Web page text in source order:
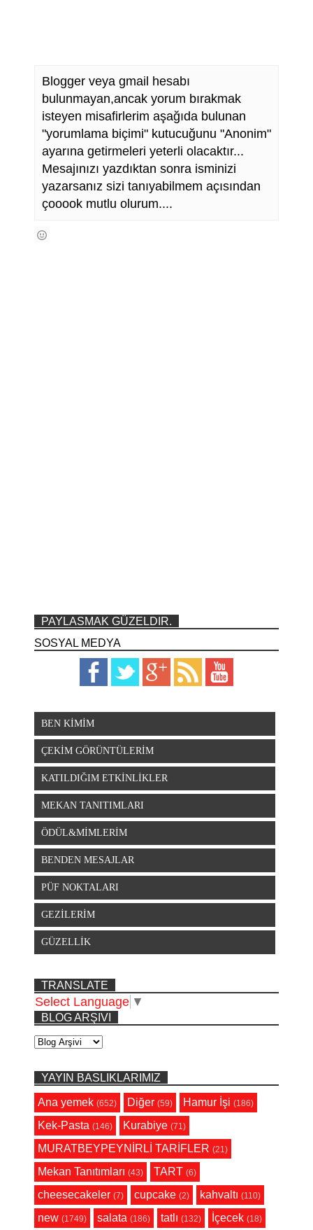
Blogger veya gmail hesabı
bulunmayan,ancak yorum bırakmak
isteyen misafirlerim aşağıda bulunan
"yorumlama biçimi" kutucuğunu "Anonim"
ayarına getirmeleri yeterli olacaktır...
Mesajınızı yazdıktan sonra isminizi
yazarsanız sizi tanıyabilmem açısından
çooook mutlu olurum....
PAYLASMAK GÜZELDIR.
SOSYAL MEDYA
BEN KİMİM
ÇEKİM GÖRÜNTÜLERİM
KATILDIĞIM ETKİNLİKLER
MEKAN TANITIMLARI
ÖDÜL&MİMLERİM
BENDEN MESAJLAR
PÜF NOKTALARI
GEZİLERİM
GÜZELLİK
TRANSLATE
Select Language ▼
BLOG ARŞIVI
YAYIN BASLIKLARIMIZ
Ana yemek (652) Diğer (59) Hamur İşi (186)
Kek-Pasta (146) Kurabiye (71)
MURATBEYPEYNİRLİ TARİFLER (21)
Mekan Tanıtımları (43) TART (6)
cheesecakeler (7) cupcake (2) kahvaltı (110)
new (1749) salata (186) tatlı (132) İçecek (18)